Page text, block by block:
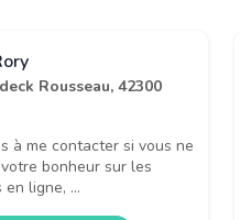
Rousseau, 42300
à me contacter si vous ne
bonheur sur les
ligne, ...